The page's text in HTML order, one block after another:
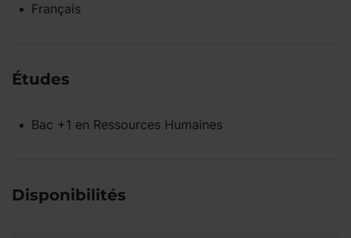
Français
Études
Bac +1 en Ressources Humaines
Disponibilités